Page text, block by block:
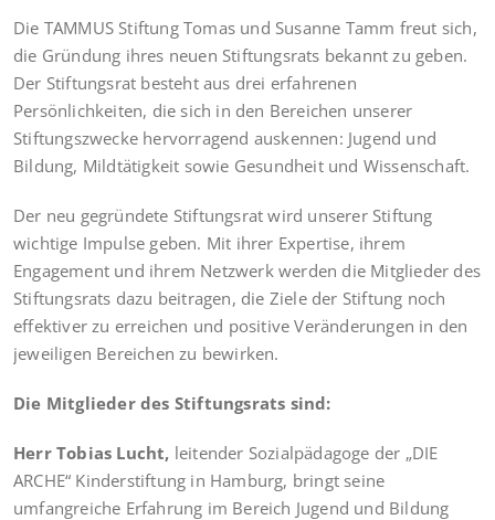
Die TAMMUS Stiftung Tomas und Susanne Tamm freut sich,
die Gründung ihres neuen Stiftungsrats bekannt zu geben.
Der Stiftungsrat besteht aus drei erfahrenen
Persönlichkeiten, die sich in den Bereichen unserer
Stiftungszwecke hervorragend auskennen: Jugend und
Bildung, Mildtätigkeit sowie Gesundheit und Wissenschaft.
Der neu gegründete Stiftungsrat wird unserer Stiftung
wichtige Impulse geben. Mit ihrer Expertise, ihrem
Engagement und ihrem Netzwerk werden die Mitglieder des
Stiftungsrats dazu beitragen, die Ziele der Stiftung noch
effektiver zu erreichen und positive Veränderungen in den
jeweiligen Bereichen zu bewirken.
Die Mitglieder des Stiftungsrats sind:
Herr Tobias Lucht, leitender Sozialpädagoge der „DIE
ARCHE“ Kinderstiftung in Hamburg, bringt seine
umfangreiche Erfahrung im Bereich Jugend und Bildung